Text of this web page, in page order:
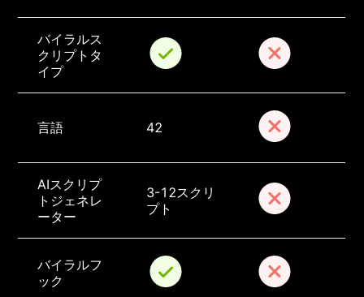
バイラルス
クリプトタ
イプ
言語 42
AIスクリプ
トジェネレ
ーター
3-12スクリ
プト
バイラルフ
ック